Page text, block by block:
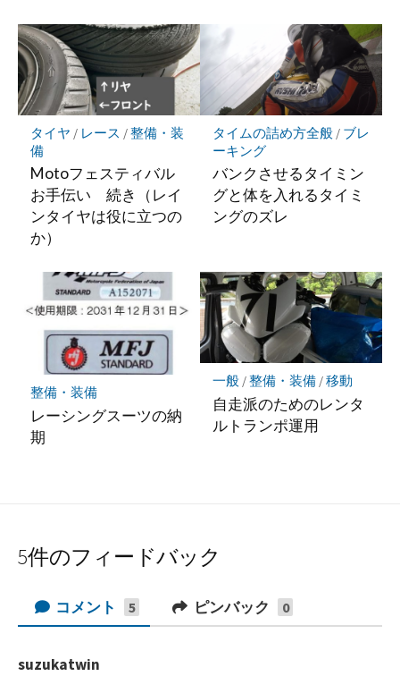
タイヤ / レース /整備・装
備
Motoフェスティバル
お手伝い 続き（レイ
ンタイヤは役に立つの
か）
タイムの詰め方全般/ ブレ
ーキング
バンクさせるタイミン
グと体を入れるタイミ
ングのズレ
整備・装備
レーシングスーツの納
期
一般/整備・装備/移動
自走派のためのレンタ
ルトランポ運用
5件のフィードバック
コメント 5 ピンバック 0
suzukatwin